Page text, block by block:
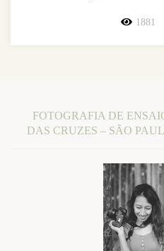
1881
FOTOGRAFIA DE
DAS CRUZES – SÃO